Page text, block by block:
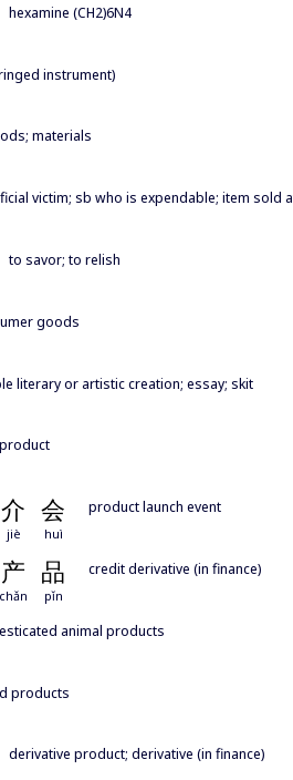
hexamine (CH2)6N4
instrument)
materials
victim; sb who is expendable; item sold
to savor; to relish
goods
literary or artistic creation; essay; skit
介 会
jiè huì
product launch event
产 品
chǎn pǐn
credit derivative (in finance)
animal products
products
derivative product; derivative (in finance)